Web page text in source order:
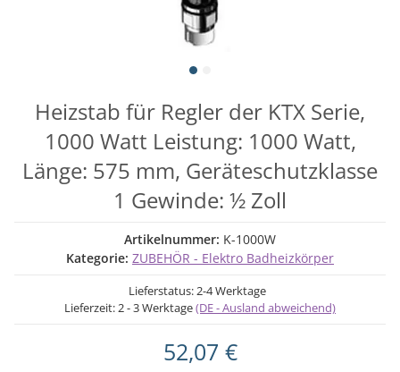
Heizstab für Regler der KTX Serie,
1000 Watt Leistung: 1000 Watt,
Länge: 575 mm, Geräteschutzklasse
1 Gewinde: ½ Zoll
Artikelnummer: K-1000W
Kategorie: ZUBEHÖR - Elektro Badheizkörper
Lieferstatus: 2-4 Werktage
Lieferzeit:2 - 3 Werktage(DE - Ausland abweichend)
52,07 €